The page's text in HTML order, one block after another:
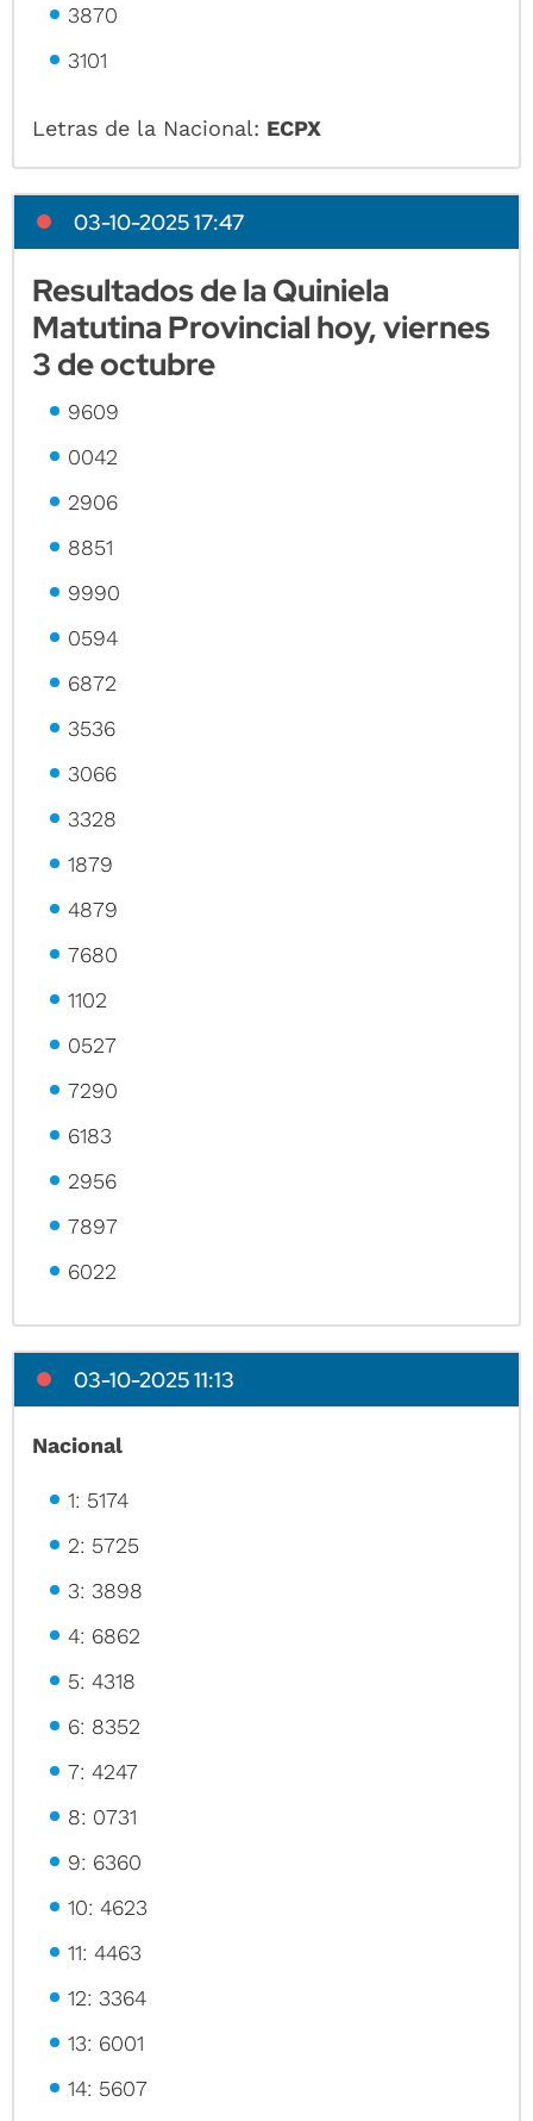
3870
3101
Letras de la Nacional: ECPX
03-10-2025 17:47
Resultados de la Quiniela
Matutina Provincial hoy, viernes
3 de octubre
9609
0042
2906
8851
9990
0594
6872
3536
3066
3328
1879
4879
7680
1102
0527
7290
6183
2956
7897
6022
03-10-2025 11:13
Nacional
1: 5174
2: 5725
3: 3898
4: 6862
5: 4318
6: 8352
7: 4247
8: 0731
9: 6360
10: 4623
11: 4463
12: 3364
13: 6001
14: 5607